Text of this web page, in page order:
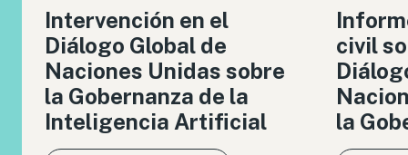
Intervención en el
Diálogo Global de
Naciones Unidas sobre
la Gobernanza de la
Inteligencia Artificial
civil
la